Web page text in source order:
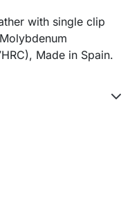
with single clip
Made in Spain.